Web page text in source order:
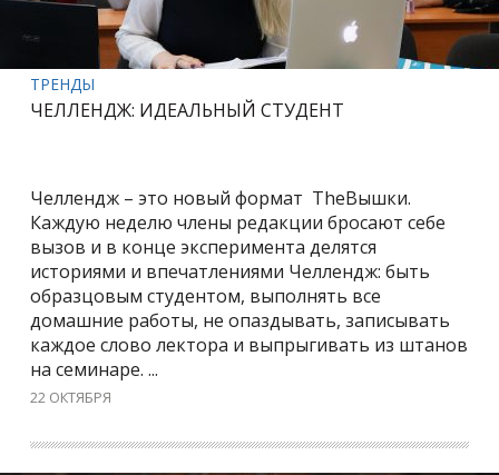
ТРЕНДЫ
ЧЕЛЛЕНДЖ: ИДЕАЛЬНЫЙ СТУДЕНТ
Челлендж – это новый формат TheВышки.
Каждую неделю члены редакции бросают себе
вызов и в конце эксперимента делятся
историями и впечатлениями Челлендж: быть
образцовым студентом, выполнять все
домашние работы, не опаздывать, записывать
каждое слово лектора и выпрыгивать из штанов
на семинаре. ...
22 ОКТЯБРЯ